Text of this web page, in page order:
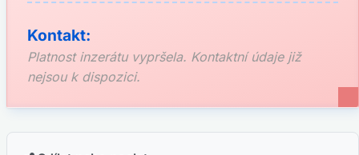
Kontakt:
Platnost inzerátu vypršela. Kontaktní údaje již
nejsou k dispozici.